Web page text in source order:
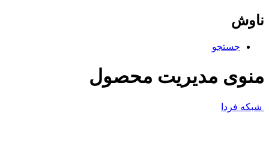
ناوش
جستجو
منوی مدیریت محصول
شبکه فردا